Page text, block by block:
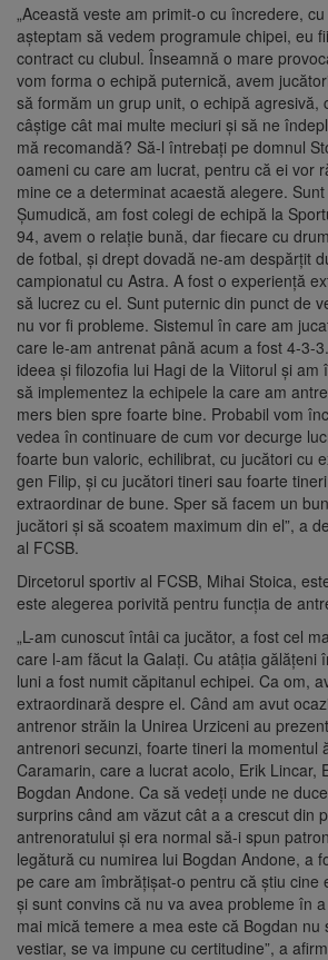
„Această veste am primit-o cu încredere,
aşteptam să vedem programule chipei, eu
contract cu clubul. Înseamnă o mare
vom forma o echipă puternică, avem
să formăm un grup unit, o echipă agresivă,
câştige cât mai multe meciuri şi să ne
mă recomandă? Să-l întrebaţi pe domnul
oameni cu care am lucrat, pentru că ei vor
mine ce a determinat acaestă alegere.
Şumudică, am fost colegi de echipă la
94, avem o relaţie bună, dar fiecare cu
de fotbal, şi drept dovadă ne-am despărţit
campionatul cu Astra. A fost o experienţă
să lucrez cu el. Sunt puternic din punct de
nu vor fi probleme. Sistemul în care am
care le-am antrenat până acum a fost 4-3-
ideea şi filozofia lui Hagi de la Viitorul şi am
să implementez la echipele la care am
mers bien spre foarte bine. Probabil vom
vedea în continuare de cum vor decurge
foarte bun valoric, echilibrat, cu jucători cu
gen Filip, şi cu jucători tineri sau foarte
extraordinar de bune. Sper să facem un
jucători şi să scoatem maximum din el”, a
al FCSB.
Dircetorul sportiv al FCSB, Mihai Stoica,
este alegerea porivită pentru funcţia de
„L-am cunoscut întâi ca jucător, a fost cel
care l-am făcut la Galaţi. Cu atâţia gălăţeni
luni a fost numit căpitanul echipei. Ca om,
extraordinară despre el. Când am avut
antrenor străin la Unirea Urziceni au
antrenori secunzi, foarte tineri la momentul
Caramarin, care a lucrat acolo, Erik Lincar,
Bogdan Andone. Ca să vedeţi unde ne
surprins când am văzut cât a a crescut din
antrenoratului şi era normal să-i spun
legătură cu numirea lui Bogdan Andone, a
pe care am îmbrăţişat-o pentru că ştiu cine
şi sunt convins că nu va avea probleme în
mai mică temere a mea este că Bogdan nu
vestiar, se va impune cu certitudine”, a